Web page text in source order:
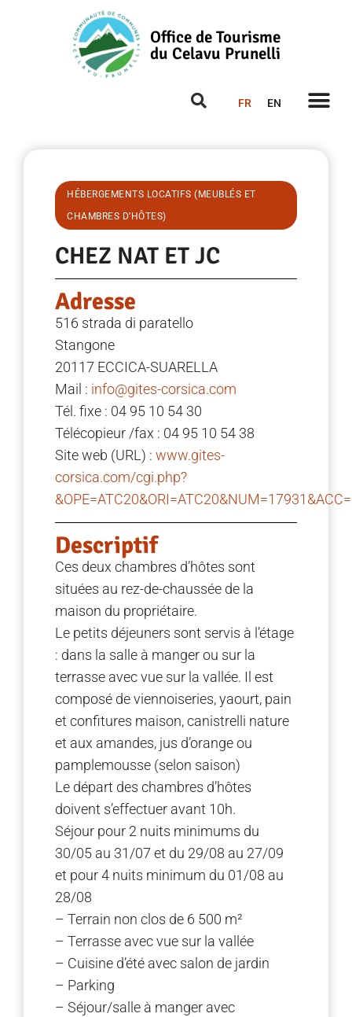
Office de Tourisme
du Celavu Prunelli
FR EN
HÉBERGEMENTS LOCATIFS (MEUBLÉS ET
CHAMBRES D’HÔTES)
CHEZ NAT ET JC
Adresse
516 strada di paratello
Stangone
20117 ECCICA-SUARELLA
Mail : info@gites-corsica.com
Tél. fixe : 04 95 10 54 30
Télécopieur /fax : 04 95 10 54 38
Site web (URL) : www.gites-
corsica.com/cgi.php?
Descriptif
Ces deux chambres d’hôtes sont
situées au rez-de-chaussée de la
maison du propriétaire.
Le petits déjeuners sont servis à l’étage
: dans la salle à manger ou sur la
terrasse avec vue sur la vallée. Il est
composé de viennoiseries, yaourt, pain
et confitures maison, canistrelli nature
et aux amandes, jus d’orange ou
pamplemousse (selon saison)
Le départ des chambres d’hôtes
doivent s’effectuer avant 10h.
Séjour pour 2 nuits minimums du
30/05 au 31/07 et du 29/08 au 27/09
et pour 4 nuits minimum du 01/08 au
28/08
– Terrain non clos de 6 500 m²
– Terrasse avec vue sur la vallée
– Cuisine d’été avec salon de jardin
– Parking
– Séjour/salle à manger avec